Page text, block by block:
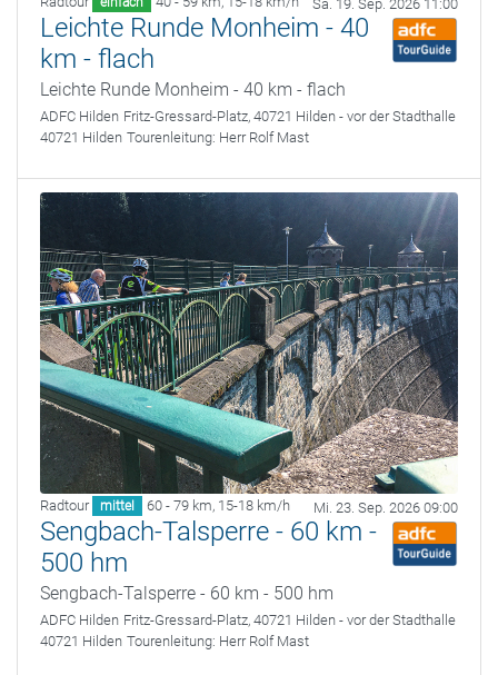
Sa. 19. Sep. 2026 11:00
Leichte Runde Monheim - 40
km - flach
Leichte Runde Monheim - 40 km - flach
ADFC Hilden Fritz-Gressard-Platz, 40721 Hilden - vor der Stadthalle
40721 Hilden Tourenleitung: Herr Rolf Mast
Radtour mittel 60 - 79 km, 15-18 km/h Mi. 23. Sep. 2026 09:00
Sengbach-Talsperre - 60 km -
500 hm
Sengbach-Talsperre - 60 km - 500 hm
ADFC Hilden Fritz-Gressard-Platz, 40721 Hilden - vor der Stadthalle
40721 Hilden Tourenleitung: Herr Rolf Mast